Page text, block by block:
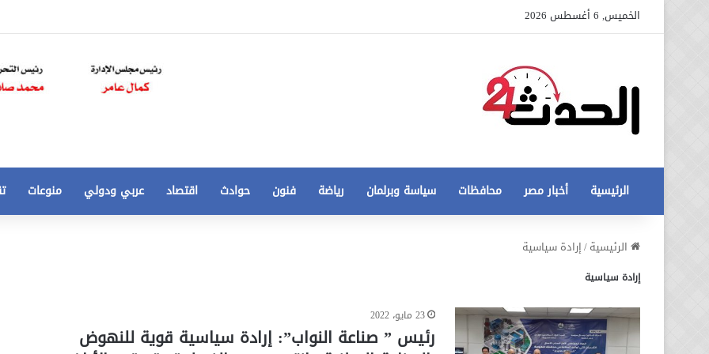
الخميس, 6 أغسطس 2026
الرئيسية أخبار مصر محافظات سياسة وبرلمان رياضة فنون حوادث اقتصاد عربي ودولي منوعات
الرئيسية/إرادة سياسية
إرادة سياسية
23 مايو، 2022
رئيس ” صناعة النواب”: إرادة سياسية قوية للنهوض
عاجل
أزمة
مخالفات
البناء
12 أغسطس، 2020
عاجل تطورات جديدة في أزمة مخالفات
الي
50